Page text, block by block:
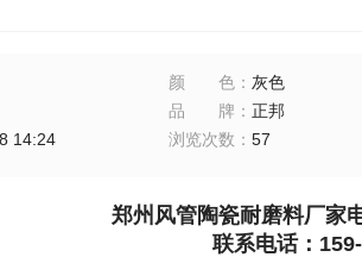
颜色： 灰色
品牌 ： 正邦
14:24 浏览次数 ： 57
郑州风管陶瓷耐磨料厂家
联系电话：